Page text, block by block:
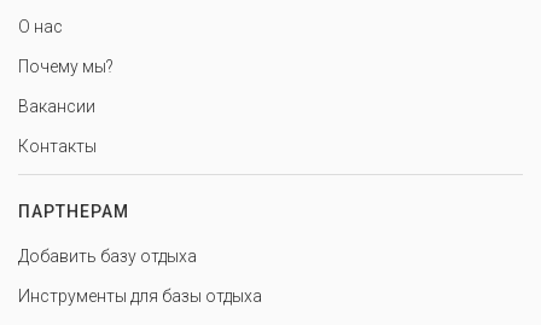
О нас
Почему мы?
Вакансии
Контакты
ПАРТНЕРАМ
Добавить базу отдыха
Инструменты для базы отдыха